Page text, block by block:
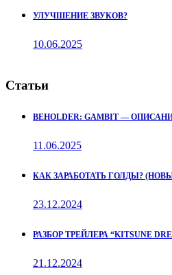
УЛУЧШЕНИЕ ЗВУКОВ?
10.06.2025
Статьи
BEHOLDER: GAMBIT —
11.06.2025
КАК ЗАРАБОТАТЬ ГОЛДЫ?
23.12.2024
РАЗБОР ТРЕЙЛЕРА “KITSUNE
21.12.2024